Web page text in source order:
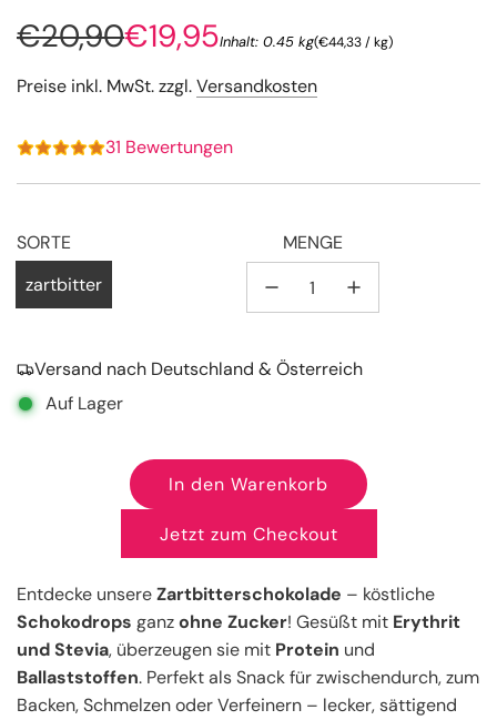
Sonderpreis
€20,90
Regulärer
Preis
€19,95Inhalt: 0.45 kg(€44,33/kg)
Preise inkl. MwSt. zzgl.Versandkosten
31 Bewertungen
SORTE
zartbitter
MENGE
Versand nach Deutschland & Österreich
Auf Lager
In den Warenkorb
L
a
n
.
.
.
Jetzt zum Checkout
Entdecke unsereZartbitterschokolade – köstliche
Schokodrops ganzohne Zucker! Gesüßt mit Erythrit
und Stevia, überzeugen sie mit Protein und
Ballaststoffen. Perfekt als Snack für zwischendurch, zum
Backen, Schmelzen oder Verfeinern – lecker, sättigend